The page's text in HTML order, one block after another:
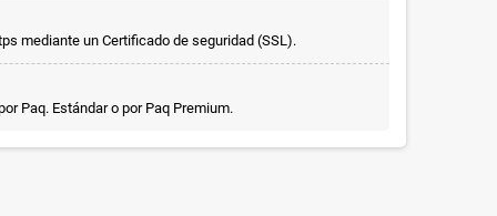
mediante un Certificado de seguridad (SSL).
Paq. Estándar o por Paq Premium.